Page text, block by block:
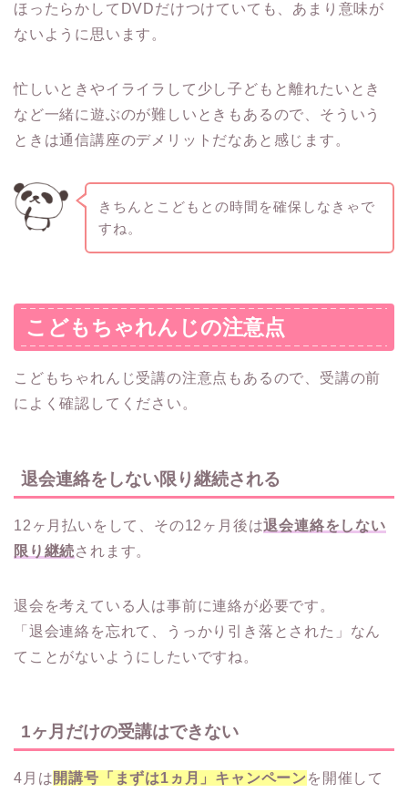
ほったらかしてDVDだけつけていても、あまり意味が
ないように思います。
忙しいときやイライラして少し子どもと離れたいとき
など一緒に遊ぶのが難しいときもあるので、そういう
ときは通信講座のデメリットだなあと感じます。
きちんとこどもとの時間を確保しなきゃで
すね。
こどもちゃれんじの注意点
こどもちゃれんじ受講の注意点もあるので、受講の前
によく確認してください。
退会連絡をしない限り継続される
12ヶ月払いをして、その12ヶ月後は退会連絡をしない
限り継続されます。
退会を考えている人は事前に連絡が必要です。
「退会連絡を忘れて、うっかり引き落とされた」なん
てことがないようにしたいですね。
1ヶ月だけの受講はできない
4月は開講号「まずは1ヵ月」キャンペーン を開催して